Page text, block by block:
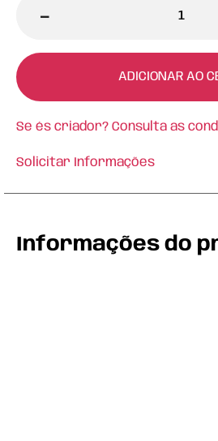
-
ADICIONAR AO
Se és criador? Consulta as
Solicitar Informações
Informações do